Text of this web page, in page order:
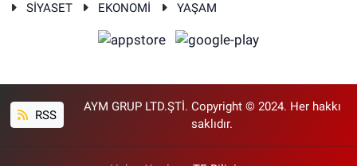
SİYASET
EKONOMİ YAŞAM
RSS
AYM GRUP LTD.ŞTİ. Copyright © 2024. Her hakkı
saklıdır.